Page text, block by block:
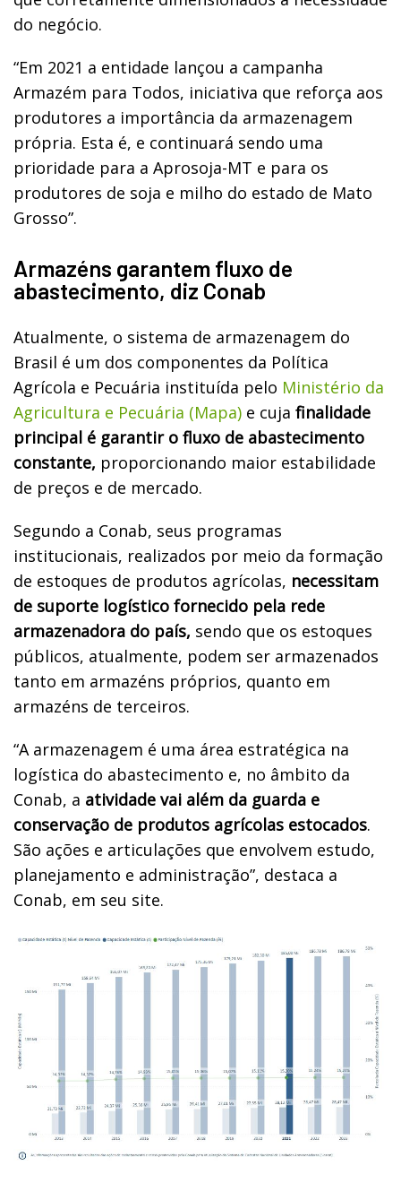
do negócio.
“Em 2021 a entidade lançou a campanha
Armazém para Todos, iniciativa que reforça aos
produtores a importância da armazenagem
própria. Esta é, e continuará sendo uma
prioridade para a Aprosoja-MT e para os
produtores de soja e milho do estado de Mato
Grosso”.
Armazéns garantem fluxo de
abastecimento, diz Conab
Atualmente, o sistema de armazenagem do
Brasil é um dos componentes da Política
Agrícola e Pecuária instituída pelo Ministério da
Agricultura e Pecuária (Mapa) e cuja finalidade
principal é garantir o fluxo de abastecimento
constante, proporcionando maior estabilidade
de preços e de mercado.
Segundo a Conab, seus programas
institucionais, realizados por meio da formação
de estoques de produtos agrícolas, necessitam
de suporte logístico fornecido pela rede
armazenadora do país, sendo que os estoques
públicos, atualmente, podem ser armazenados
tanto em armazéns próprios, quanto em
armazéns de terceiros.
“A armazenagem é uma área estratégica na
logística do abastecimento e, no âmbito da
Conab, a atividade vai além da guarda e
conservação de produtos agrícolas estocados.
São ações e articulações que envolvem estudo,
planejamento e administração”, destaca a
Conab, em seu site.